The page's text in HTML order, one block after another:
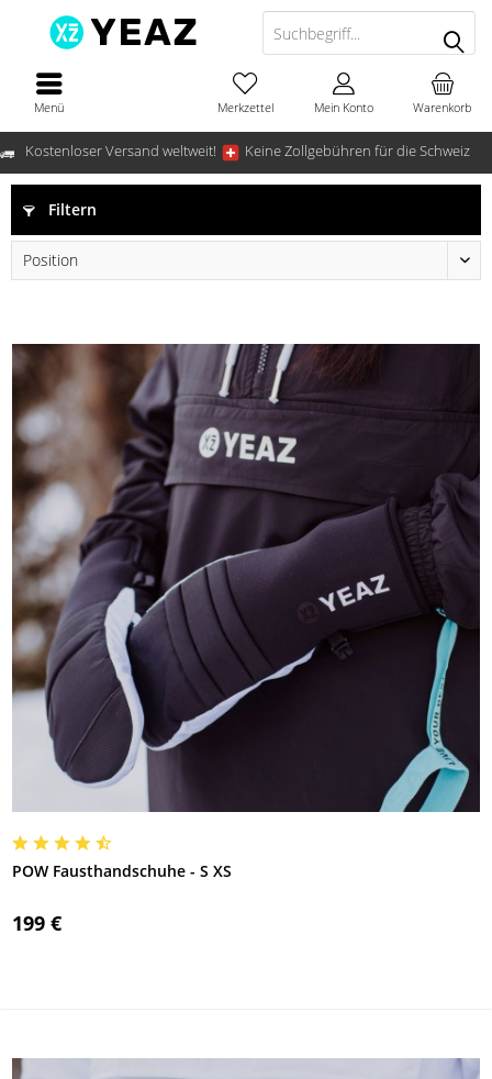
Kostenloser Versand weltweit! Keine Zollgebühren für die Schweiz
Menü Warenkorb
Merkzettel Mein Konto
Filtern
POW Fausthandschuhe - S XS
199 €